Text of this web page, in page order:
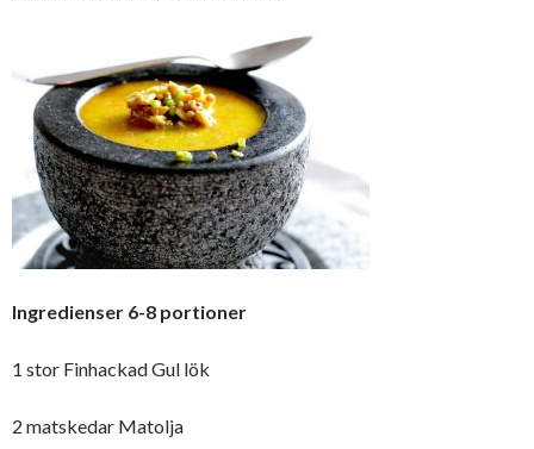
Ingredienser 6-8 portioner
1 stor Finhackad Gul lök
2 matskedar Matolja